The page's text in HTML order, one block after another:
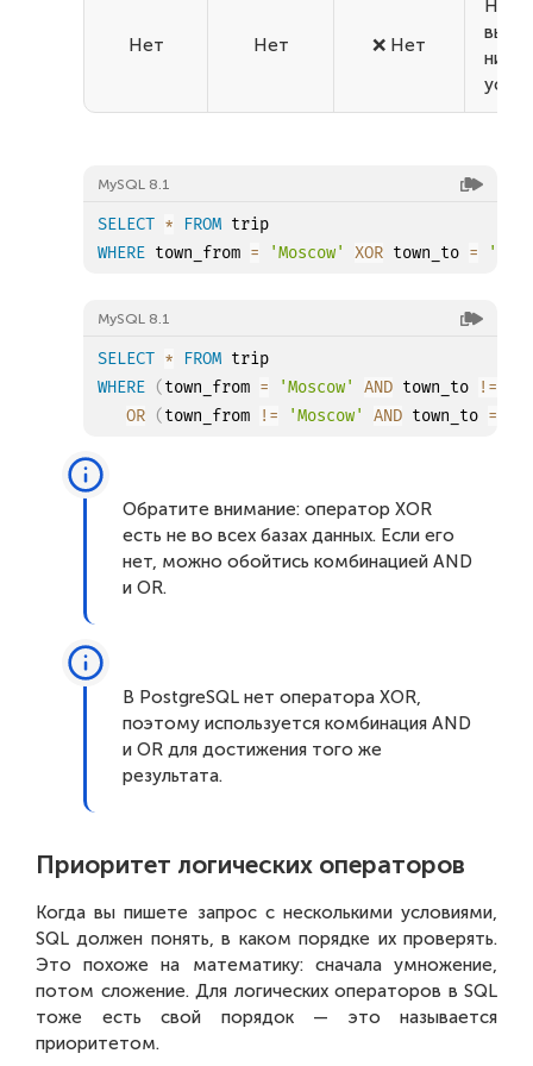
Нет Нет ❌ Нет
Не
ни
MySQL 8.1
SELECT * FROM
WHERE town_from = 'Moscow' XOR town_to =
MySQL 8.1
SELECT * FROM
WHERE (town_from = 'Moscow' AND town_to !=
OR (town_from != 'Moscow' AND town_to =
Обратите внимание: оператор XOR
есть не во всех базах данных. Если его
нет, можно обойтись комбинацией AND
и OR.
В PostgreSQL нет оператора XOR,
поэтому используется комбинация AND
и OR для достижения того же
результата.
Приоритет логических операторов
Когда вы пишете запрос с несколькими условиями,
SQL должен понять, в каком порядке их проверять.
Это похоже на математику: сначала умножение,
потом сложение. Для логических операторов в SQL
тоже есть свой порядок — это называется
приоритетом.